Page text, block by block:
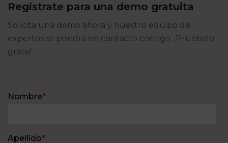
Regístrate para una demo gratuita
Solicita una demo ahora y nuestro equipo de
expertos se pondrá en contacto contigo. ¡Pruébalo
gratis!